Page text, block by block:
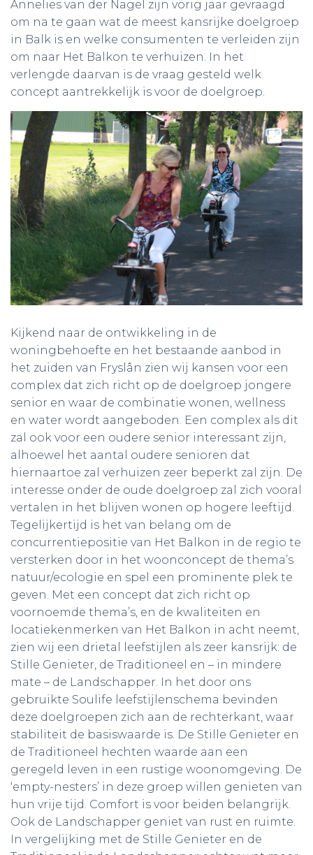
Annelies van der Nagel zijn vorig jaar gevraagd
om na te gaan wat de meest kansrijke doelgroep
in Balk is en welke consumenten te verleiden zijn
om naar Het Balkon te verhuizen. In het
verlengde daarvan is de vraag gesteld welk
concept aantrekkelijk is voor de doelgroep.
Kijkend naar de ontwikkeling in de
woningbehoefte en het bestaande aanbod in
het zuiden van Fryslân zien wij kansen voor een
complex dat zich richt op de doelgroep jongere
senior en waar de combinatie wonen, wellness
en water wordt aangeboden. Een complex als dit
zal ook voor een oudere senior interessant zijn,
alhoewel het aantal oudere senioren dat
hiernaartoe zal verhuizen zeer beperkt zal zijn. De
interesse onder de oude doelgroep zal zich vooral
vertalen in het blijven wonen op hogere leeftijd.
Tegelijkertijd is het van belang om de
concurrentiepositie van Het Balkon in de regio te
versterken door in het woonconcept de thema’s
natuur/ecologie en spel een prominente plek te
geven. Met een concept dat zich richt op
voornoemde thema’s, en de kwaliteiten en
locatiekenmerken van Het Balkon in acht neemt,
zien wij een drietal leefstijlen als zeer kansrijk: de
Stille Genieter, de Traditioneel en – in mindere
mate – de Landschapper. In het door ons
gebruikte Soulife leefstijlenschema bevinden
deze doelgroepen zich aan de rechterkant, waar
stabiliteit de basiswaarde is. De Stille Genieter en
de Traditioneel hechten waarde aan een
geregeld leven in een rustige woonomgeving. De
‘empty-nesters’ in deze groep willen genieten van
hun vrije tijd. Comfort is voor beiden belangrijk.
Ook de Landschapper geniet van rust en ruimte.
In vergelijking met de Stille Genieter en de